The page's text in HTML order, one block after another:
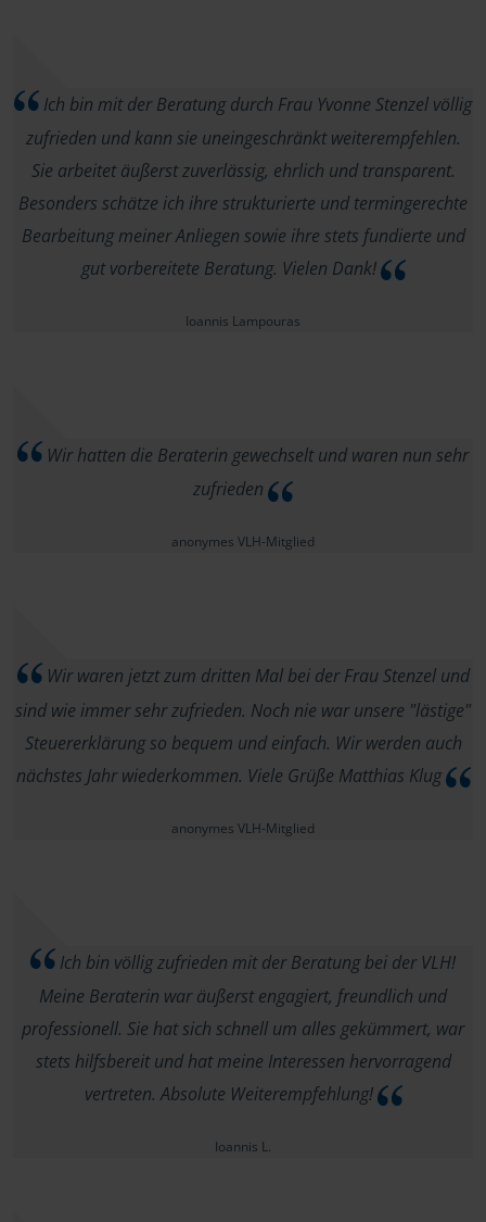
Ich bin mit der Beratung durch Frau Yvonne Stenzel völlig
zufrieden und kann sie uneingeschränkt weiterempfehlen.
Sie arbeitet äußerst zuverlässig, ehrlich und transparent.
Besonders schätze ich ihre strukturierte und termingerechte
Bearbeitung meiner Anliegen sowie ihre stets fundierte und
gut vorbereitete Beratung. Vielen Dank!
Ioannis Lampouras
Wir hatten die Beraterin gewechselt und waren nun sehr
zufrieden
anonymes VLH-Mitglied
Wir waren jetzt zum dritten Mal bei der Frau Stenzel und
sind wie immer sehr zufrieden. Noch nie war unsere "lästige"
Steuererklärung so bequem und einfach. Wir werden auch
nächstes Jahr wiederkommen. Viele Grüße Matthias Klug
anonymes VLH-Mitglied
Ich bin völlig zufrieden mit der Beratung bei der VLH!
Meine Beraterin war äußerst engagiert, freundlich und
professionell. Sie hat sich schnell um alles gekümmert, war
stets hilfsbereit und hat meine Interessen hervorragend
vertreten. Absolute Weiterempfehlung!
Ioannis L.